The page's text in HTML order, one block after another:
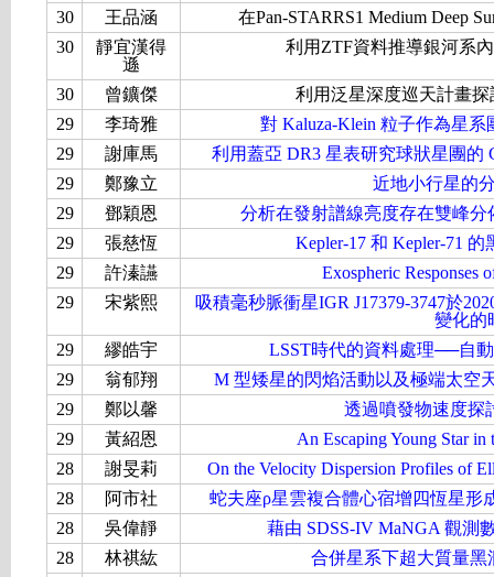
30
王品涵
在Pan-STARRS1 Medium Deep
30
靜宜漢得
遜
利用ZTF資料推導銀河系
30 曾鑛傑
利用泛星深度巡天計畫
29
李琦雅
對 Kaluza-Klein 粒子作為星
29
謝庫馬
利用蓋亞 DR3 星表研究球狀星團
29
鄭豫立
近地小行星的
29
鄧穎恩
分析在發射譜線亮度存在雙峰
29
張慈恆
Kepler-17 和 Kepler-71
29
許溱讌
Exospheric Responses
29
宋紫熙
吸積毫秒脈衝星IGR J17379-3747於
變化的
29
繆皓宇
LSST時代的資料處理──自
29
翁郁翔
M 型矮星的閃焰活動以及極端太空
29
鄭以馨
透過噴發物速度探
29
黃紹恩
An Escaping Young Star
28
謝旻莉
On the Velocity Dispersion Profiles of
28
阿市社
蛇夫座ρ星雲複合體心宿增四恆星形
28
吳偉靜
藉由 SDSS-IV MaNGA 觀測
28
林祺紘
合併星系下超大質量